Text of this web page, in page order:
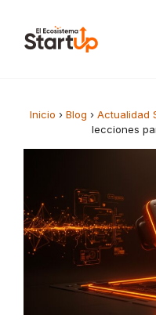
Inicio › Blog › Actualidad
lecciones